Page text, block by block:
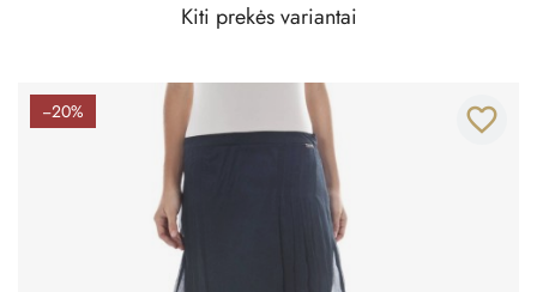
Kiti prekės variantai
−20% favorite_border